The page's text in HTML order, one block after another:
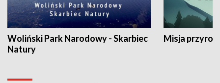
Woliński Park Narodowy - Skarbiec
Natury
Misja